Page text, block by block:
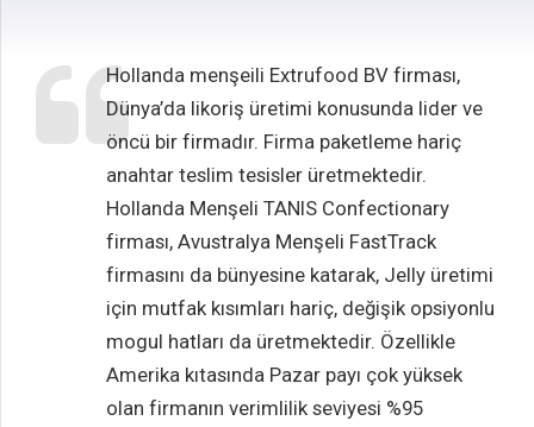
Hollanda menşeili Extrufood BV firması,
Dünya’da likoriş üretimi konusunda lider ve
öncü bir firmadır. Firma paketleme hariç
anahtar teslim tesisler üretmektedir.
Hollanda Menşeli TANIS Confectionary
firması, Avustralya Menşeli FastTrack
firmasını da bünyesine katarak, Jelly üretimi
için mutfak kısımları hariç, değişik opsiyonlu
mogul hatları da üretmektedir. Özellikle
Amerika kıtasında Pazar payı çok yüksek
olan firmanın verimlilik seviyesi %95